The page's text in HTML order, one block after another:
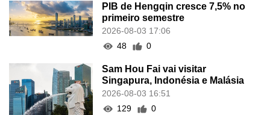
PIB de Hengqin cresce 7,5% no
primeiro semestre
2026-08-03 17:06
48
0
Sam Hou Fai vai visitar
Singapura, Indonésia e Malásia
2026-08-03 16:51
129
0